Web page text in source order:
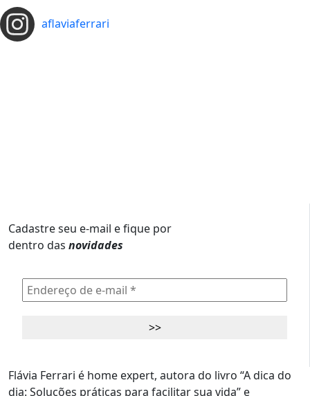
aflaviaferrari
Cadastre seu e-mail e fique por
dentro das novidades
Flávia Ferrari é home expert, autora do livro “A dica do
dia: Soluções práticas para facilitar sua vida” e